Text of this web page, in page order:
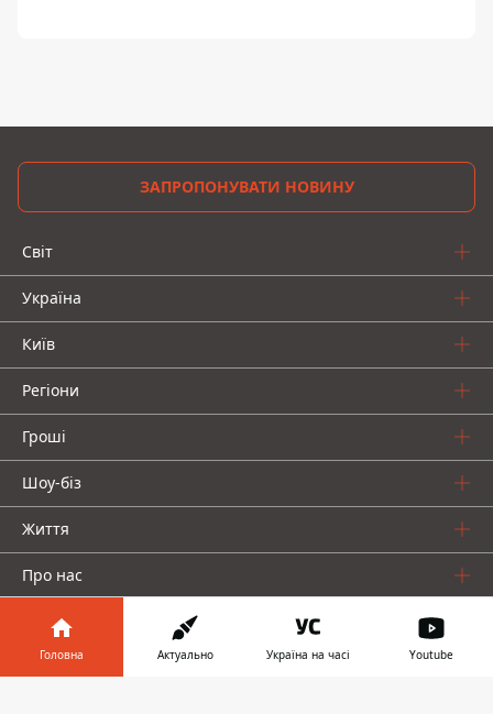
ЗАПРОПОНУВАТИ НОВИНУ
Світ
Україна
Київ
Регіони
Гроші
Шоу-біз
Життя
Про нас
Головна Актуально Україна на часі Youtube